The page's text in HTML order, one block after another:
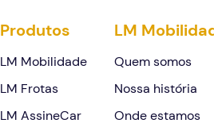
Produtos
LM Mobilidade
LM Frotas
LM AssineCar
LM
Quem somos
Nossa história
Onde estamos